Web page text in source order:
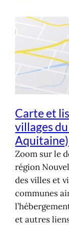
Carte et
villages
Aquitaine)
Zoom sur le
région
des villes et
communes
et autres